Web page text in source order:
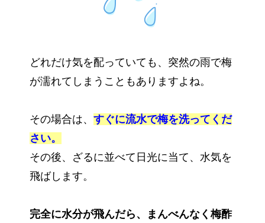
どれだけ気を配っていても、突然の雨で梅
が濡れてしまうこともありますよね。
その場合は、 すぐに流水で梅を洗ってくだ
さい。
その後、ざるに並べて日光に当て、水気を
飛ばします。
完全に水分が飛んだら、まんべんなく梅酢